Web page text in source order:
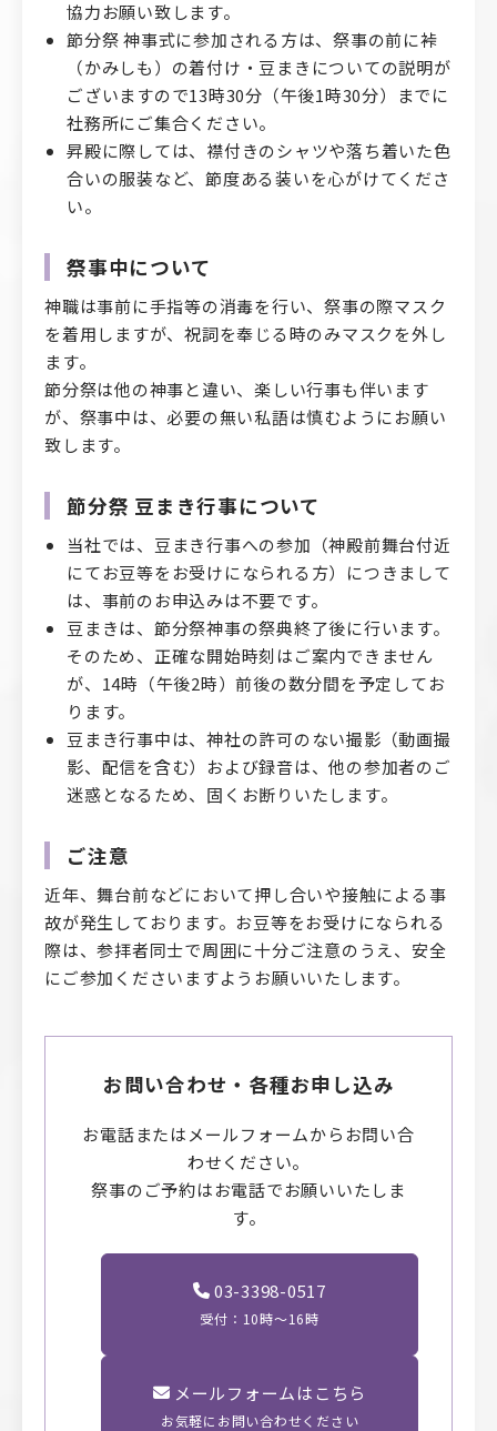
協力お願い致します。
節分祭 神事式に参加される方は、祭事の前に裃
（かみしも）の着付け・豆まきについての説明が
ございますので13時30分（午後1時30分）までに
社務所にご集合ください。
昇殿に際しては、襟付きのシャツや落ち着いた色
合いの服装など、節度ある装いを心がけてくださ
い。
祭事中について
神職は事前に手指等の消毒を行い、祭事の際マスク
を着用しますが、祝詞を奉じる時のみマスクを外し
ます。
節分祭は他の神事と違い、楽しい行事も伴います
が、祭事中は、必要の無い私語は慎むようにお願い
致します。
節分祭 豆まき行事について
当社では、豆まき行事への参加（神殿前舞台付近
にてお豆等をお受けになられる方）につきまして
は、事前のお申込みは不要です。
豆まきは、節分祭神事の祭典終了後に行います。
そのため、正確な開始時刻はご案内できません
が、14時（午後2時）前後の数分間を予定してお
ります。
豆まき行事中は、神社の許可のない撮影（動画撮
影、配信を含む）および録音は、他の参加者のご
迷惑となるため、固くお断りいたします。
ご注意
近年、舞台前などにおいて押し合いや接触による事
故が発生しております。お豆等をお受けになられる
際は、参拝者同士で周囲に十分ご注意のうえ、安全
にご参加くださいますようお願いいたします。
お問い合わせ・各種お申し込み
お電話またはメールフォームからお問い合
わせください。
祭事のご予約はお電話でお願いいたしま
す。
03-3398-0517
受付：10時〜16時
メールフォームはこちら
お気軽にお問い合わせください